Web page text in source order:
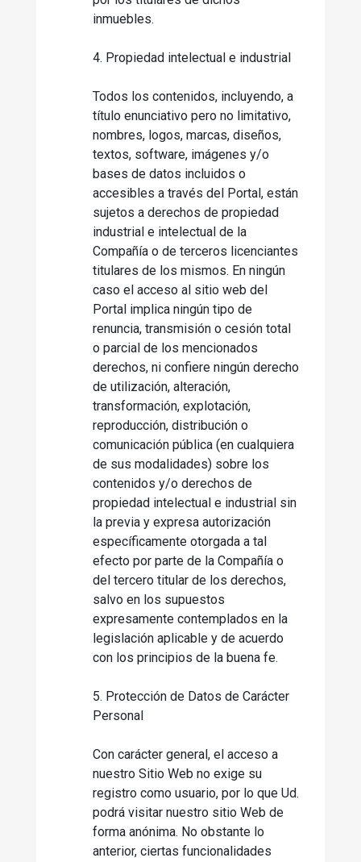
inmuebles.
4. Propiedad intelectual e industrial
Todos los contenidos, incluyendo, a
título enunciativo pero no limitativo,
nombres, logos, marcas, diseños,
textos, software, imágenes y/o
bases de datos incluidos o
accesibles a través del Portal, están
sujetos a derechos de propiedad
industrial e intelectual de la
Compañía o de terceros licenciantes
titulares de los mismos. En ningún
caso el acceso al sitio web del
Portal implica ningún tipo de
renuncia, transmisión o cesión total
o parcial de los mencionados
derechos, ni confiere ningún derecho
de utilización, alteración,
transformación, explotación,
reproducción, distribución o
comunicación pública (en cualquiera
de sus modalidades) sobre los
contenidos y/o derechos de
propiedad intelectual e industrial sin
la previa y expresa autorización
específicamente otorgada a tal
efecto por parte de la Compañía o
del tercero titular de los derechos,
salvo en los supuestos
expresamente contemplados en la
legislación aplicable y de acuerdo
con los principios de la buena fe.
5. Protección de Datos de Carácter
Personal
Con carácter general, el acceso a
nuestro Sitio Web no exige su
registro como usuario, por lo que Ud.
podrá visitar nuestro sitio Web de
forma anónima. No obstante lo
anterior, ciertas funcionalidades